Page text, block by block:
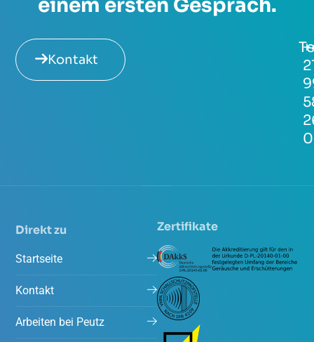
einem ersten Gespräch.
Kontakt
0
Direkt zu
Startseite
Kontakt
Arbeiten bei Peutz
Zertifikate